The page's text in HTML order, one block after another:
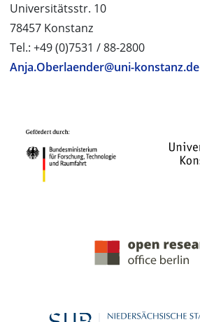
Universitätsstr. 10
78457 Konstanz
Tel.: +49 (0)7531 / 88-2800
Anja.Oberlaender@uni-konstanz.de